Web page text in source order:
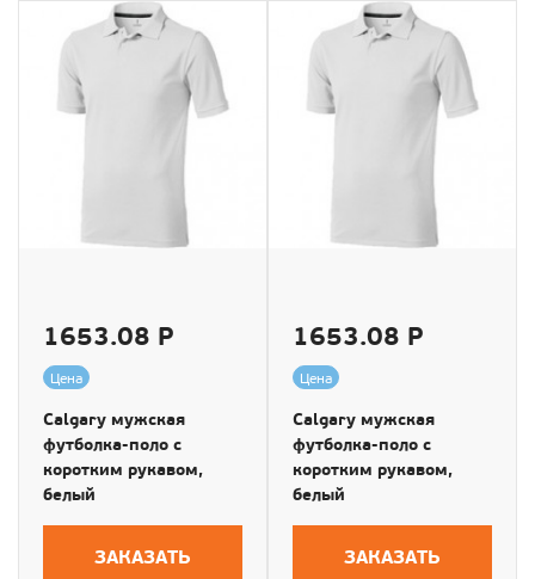
1653.08 Р
Цена
Calgary мужская
футболка-поло с
коротким рукавом,
белый
ЗАКАЗАТЬ
1653.08 Р
Цена
Calgary мужская
футболка-поло с
коротким рукавом,
белый
ЗАКАЗАТЬ